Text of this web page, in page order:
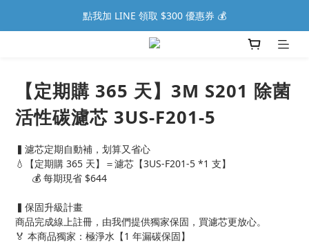
點我加 LINE 領取 $300 優惠券 💰
【定期購 365 天】3M S201 除菌
活性碳濾芯 3US-F201-5
▍濾芯定期自動補，划算又省心
💧【定期購 365 天】＝濾芯【3US-F201-5 *1 支】
      💰 每期現省 $644
▍保固升級計畫
商品完成線上註冊，由我們提供獨家保固，買濾芯更放心。
🏅 本商品獨家：極淨水【1 年漏碳保固】